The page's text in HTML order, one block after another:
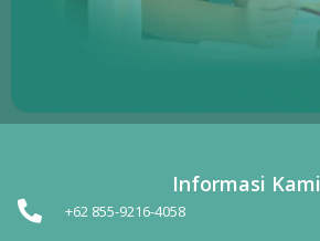
Informasi Kami
+62 855-9216-4058